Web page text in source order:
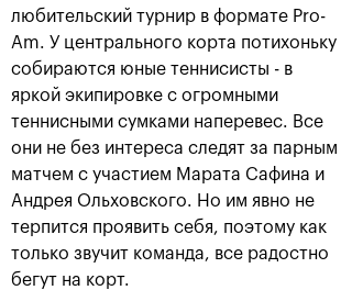
Российский дубль на «ВТБ
Кубок Кремля»-2018
25 октября, 18:00
любительский турнир в формате Pro-
Am. У центрального корта потихоньку
собираются юные теннисисты - в
яркой экипировке с огромными
теннисными сумками наперевес. Все
они не без интереса следят за парным
матчем с участием Марата Сафина и
Андрея Ольховского. Но им явно не
терпится проявить себя, поэтому как
только звучит команда, все радостно
бегут на корт.